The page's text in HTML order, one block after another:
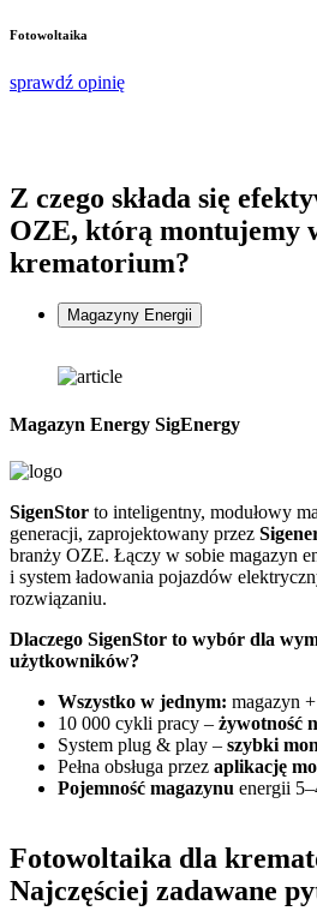
Fotowoltaika
sprawdź opinię
Z czego składa się
OZE, którą montujemy
krematorium?
Magazyny Energii
Magazyn Energy SigEnergy
SigenStor to inteligentny, modułowy
generacji, zaprojektowany przez
branży OZE. Łączy w sobie magazyn
i system ładowania pojazdów
rozwiązaniu.
Dlaczego SigenStor to wybór dla
użytkowników?
Wszystko w jednym: magazyn
10 000 cykli pracy – żywotność
System plug & play – szybki
Pełna obsługa przez aplikację
Pojemność magazynu energii
Fotowoltaika dla
Najczęściej zadawane